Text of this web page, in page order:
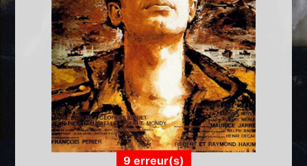
9 erreur(s)